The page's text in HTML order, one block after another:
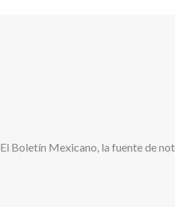
El Boletín Mexicano, la fuente de